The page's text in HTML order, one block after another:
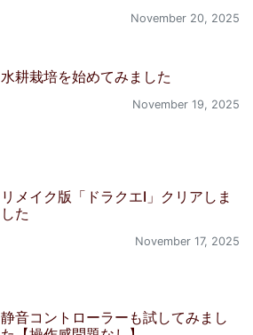
November 20, 2025
水耕栽培を始めてみました
November 19, 2025
リメイク版「ドラクエI」クリアしま
した
November 17, 2025
静音コントローラーも試してみまし